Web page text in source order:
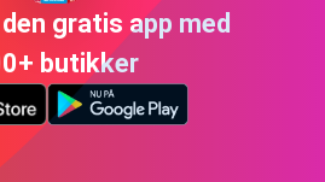
gratis app med
butikker